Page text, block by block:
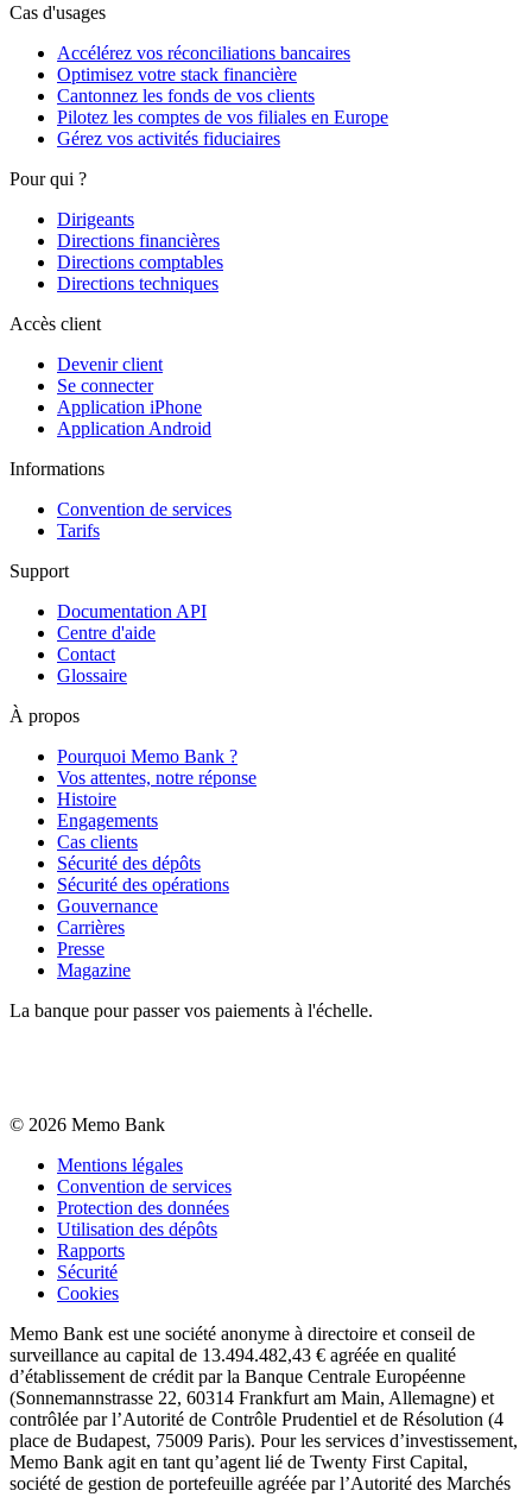
Cas d'usages
Accélérez vos réconciliations bancaires
Optimisez votre stack financière
Cantonnez les fonds de vos clients
Pilotez les comptes de vos filiales en Europe
Gérez vos activités fiduciaires
Pour qui ?
Dirigeants
Directions financières
Directions comptables
Directions techniques
Accès client
Devenir client
Se connecter
Application iPhone
Application Android
Informations
Convention de services
Tarifs
Support
Documentation API
Centre d'aide
Contact
Glossaire
À propos
Pourquoi Memo Bank ?
Vos attentes, notre réponse
Histoire
Engagements
Cas clients
Sécurité des dépôts
Sécurité des opérations
Gouvernance
Carrières
Presse
Magazine
La banque pour passer vos paiements à l'échelle.
© 2026 Memo Bank
Mentions légales
Convention de services
Protection des données
Utilisation des dépôts
Rapports
Sécurité
Cookies
Memo Bank est une société anonyme à directoire et conseil de
surveillance au capital de 13.494.482,43 € agréée en qualité
d’établissement de crédit par la Banque Centrale Européenne
(Sonnemannstrasse 22, 60314 Frankfurt am Main, Allemagne) et
contrôlée par l’Autorité de Contrôle Prudentiel et de Résolution (4
place de Budapest, 75009 Paris). Pour les services d’investissement,
Memo Bank agit en tant qu’agent lié de Twenty First Capital,
société de gestion de portefeuille agréée par l’Autorité des Marchés